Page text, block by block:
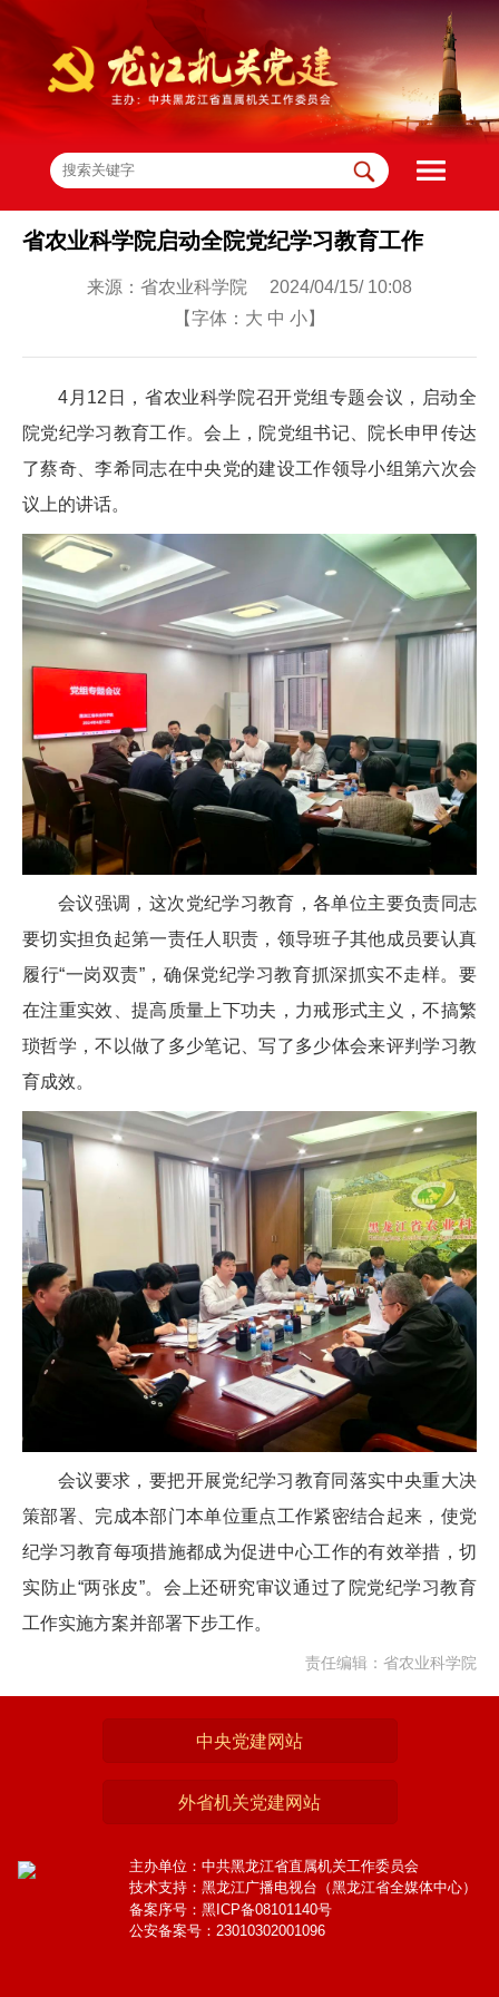
省农业科学院启动全院党纪学习教育工作
来源：省农业科学院 2024/04/15/ 10:08
【字体： 大 中 小】
4月12日，省农业科学院召开党组专题会议，启动全
院党纪学习教育工作。会上，院党组书记、院长申甲传达
了蔡奇、李希同志在中央党的建设工作领导小组第六次会
议上的讲话。
会议强调，这次党纪学习教育，各单位主要负责同志
要切实担负起第一责任人职责，领导班子其他成员要认真
履行“一岗双责”，确保党纪学习教育抓深抓实不走样。要
在注重实效、提高质量上下功夫，力戒形式主义，不搞繁
琐哲学，不以做了多少笔记、写了多少体会来评判学习教
育成效。
会议要求，要把开展党纪学习教育同落实中央重大决
策部署、完成本部门本单位重点工作紧密结合起来，使党
纪学习教育每项措施都成为促进中心工作的有效举措，切
实防止“两张皮”。会上还研究审议通过了院党纪学习教育
工作实施方案并部署下步工作。
责任编辑：省农业科学院
中央党建网站
外省机关党建网站
主办单位：中共黑龙江省直属机关工作委员会
技术支持：黑龙江广播电视台（黑龙江省全媒体中心）
备案序号：黑ICP备08101140号
公安备案号：23010302001096